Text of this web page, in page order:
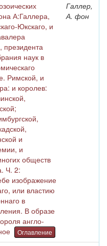
А:Галлера,
Юкскаго, и
президента
наук в
Римской, и
и королев:
и
и
обществ
Ч. 2:
изображение
или властию
в
В образе
англо-
Оглавление
Галлер,
А. фон